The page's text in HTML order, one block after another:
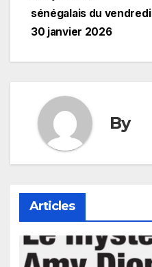
de
l’article
sénégalais du vendredi
30 janvier 2026
By
Articles